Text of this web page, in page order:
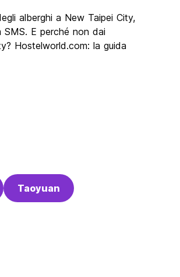
alberghi a New Taipei City,
E perché non dai
Hostelworld.com: la guida
Taoyuan